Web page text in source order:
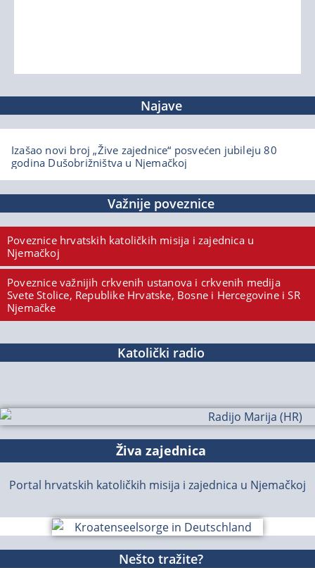
Najave
Izašao novi broj „Žive zajednice“ posvećen jubileju 80
godina Dušobrižništva u Njemačkoj
Važnije poveznice
Poveznice hrvatskih katoličkih misija i zajednica u
Njemačkoj
Poveznice važnijih crkvenih ustanova i crkvenih medija
Svete Stolice, Republike Hrvatske, Bosne i Hercegovine i SR
Njemačke
Katolički radio
Živa zajednica
Portal hrvatskih katoličkih misija i zajednica u Njemačkoj
Nešto tražite?